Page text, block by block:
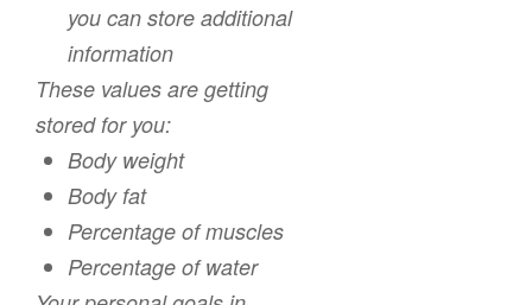
you can store additional
information
These values are getting
stored for you:
Body weight
Body fat
Percentage of muscles
Percentage of water